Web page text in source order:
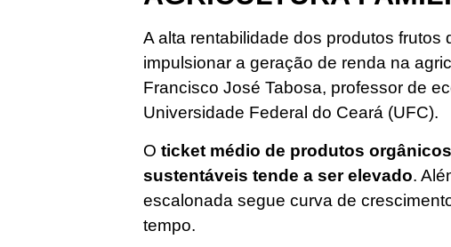
A alta rentabilidade dos produtos frutos
impulsionar a geração de renda na
Francisco José Tabosa, professor de
Universidade Federal do Ceará (UFC).
O ticket médio de produtos
sustentáveis tende a ser elevado.
escalonada segue curva de
tempo.